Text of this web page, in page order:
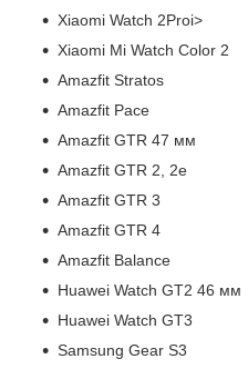
Xiaomi Watch 2Proi>
Xiaomi Mi Watch Color 2
Amazfit Stratos
Amazfit Pace
Amazfit GTR 47 мм
Amazfit GTR 2, 2е
Amazfit GTR 3
Amazfit GTR 4
Amazfit Balance
Huawei Watch GT2 46 мм
Huawei Watch GT3
Samsung Gear S3